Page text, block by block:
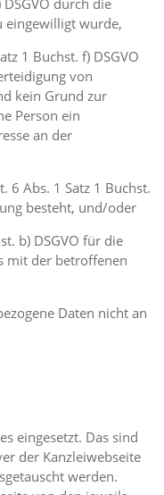
durch die
eingewilligt wurde,
1 Buchst. f) DSGVO
von
kein Grund zur
Person ein
an der
6 Abs. 1 Satz 1 Buchst.
besteht, und/oder
b) DSGVO für die
mit der betroffenen
Daten nicht an
eingesetzt. Das sind
der Kanzleiwebseite
werden.